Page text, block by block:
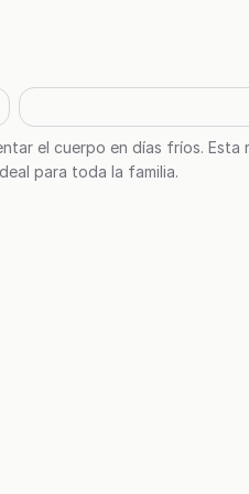
el cuerpo en días fríos. Esta
para toda la familia.